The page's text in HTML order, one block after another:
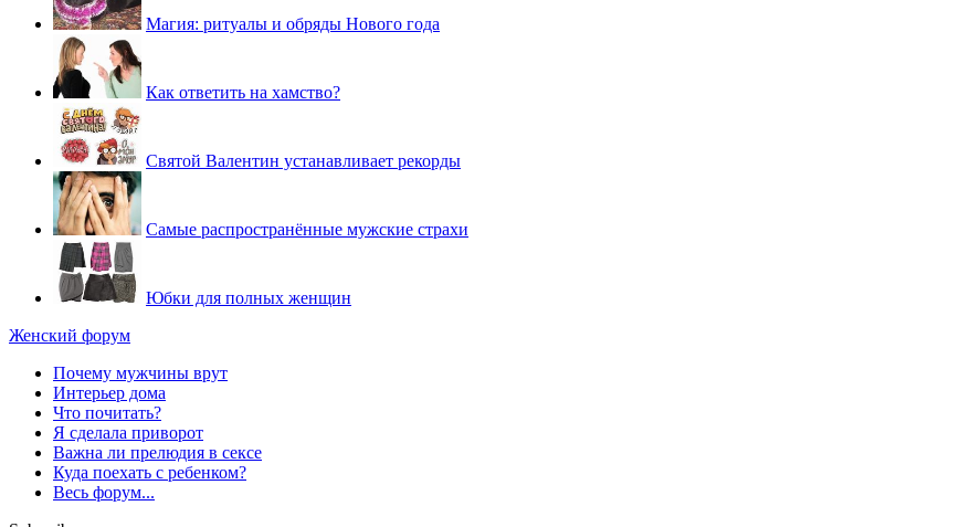
Магия: ритуалы и обряды Нового года
Как ответить на хамство?
Святой Валентин устанавливает рекорды
Самые распространённые мужские страхи
Юбки для полных женщин
Женский форум
Почему мужчины врут
Интерьер дома
Что почитать?
Я сделала приворот
Важна ли прелюдия в сексе
Куда поехать с ребенком?
Весь форум...